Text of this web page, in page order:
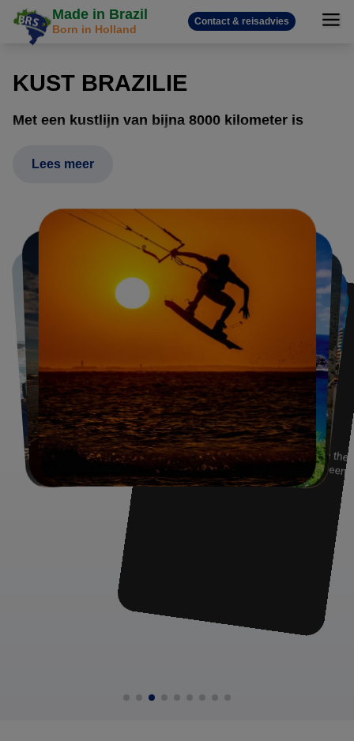
Made in Brazil
Born in Holland
Contact & reisadvies
KUST BRAZILIE
Met een kustlijn van bijna 8000 kilometer is
strandvakantie. De diversiteit is werkelijk enorm.
altijd een topbestemming voor een zonvakantie.
In het Noordoosten van Brazilië bevinden zich prachtige
stranden. De stranden bieden naast ontspanning en rust,
ook ideale omstandigheden om watersporten te beleven
zoals kite-, wind- en golf surfen. Denk hierbij aan
Braziliaanse strandbestemmingen als Fortaleza,
Jericoacoara, Cumbuco, Canao Quebrada, Fernando de
Noronha en de regio van Natal met de badplaats Pipa en
Joao Pessoa.
Meer naar het zuiden van de Braziliaanse noordoost kust
komt u langs prachtige badplaatsen, zoals Porto de
Galinhas, Maragogi, Maceio, Praia do Forte, Salvador en
Morro de Sao Paulo. In het Zuiden van de staat Bahia zijn
exclusieve en rustige badplaatsen te vinden zoals,
Trancoso en Arraial d'Ajuda.
De omgeving van Rio is uiteraard ook fantastisch voor een
strandvakantie. Denk hierbij aan Buzios, Ilha Grande, of
In Zuid-Brazilie zijn ook prachtige stranden te vinden, die
Lees meer